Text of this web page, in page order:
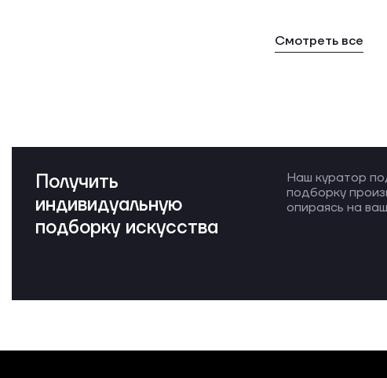
Смотреть все
Получить
индивидуальную
подборку искусства
Наш куратор
подборку
опираясь на